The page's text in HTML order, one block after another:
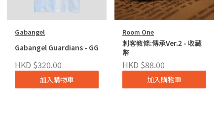
Gabangel
Gabangel Guardians - GG
HKD $320.00
加入購物車
Room One
刺客教條:傳承Ver.2 - 收藏
幣
HKD $88.00
加入購物車